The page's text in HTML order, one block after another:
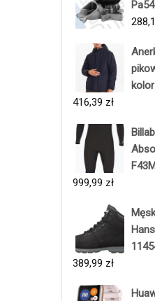
416,39 zł
999,99 zł
389,99 zł